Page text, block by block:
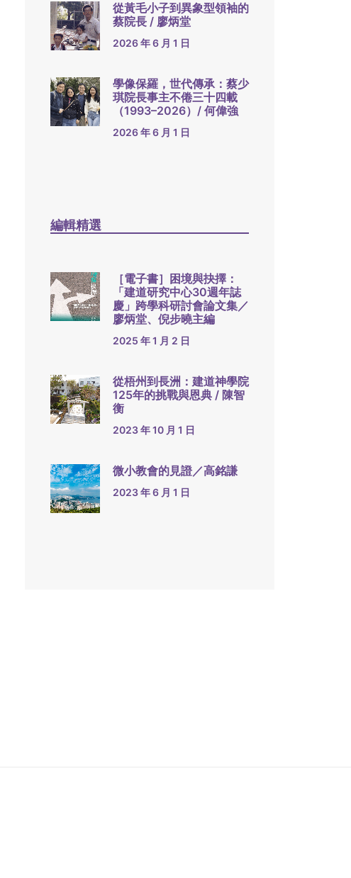
從黃毛小子到異象型領袖的
蔡院長 / 廖炳堂
2026 年 6 月 1 日
學像保羅，世代傳承：蔡少
琪院長事主不倦三十四載
（1993–2026）/ 何偉強
2026 年 6 月 1 日
編輯精選
［電子書］困境與抉擇：
「建道研究中心30週年誌
慶」跨學科研討會論文集／
廖炳堂、倪步曉主編
2025 年 1 月 2 日
從梧州到長洲：建道神學院
125年的挑戰與恩典 / 陳智
衡
2023 年 10 月 1 日
微小教會的見證／高銘謙
2023 年 6 月 1 日